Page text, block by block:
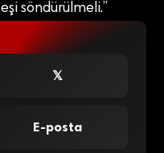
söndürülmeli.”
𝕏
E-posta